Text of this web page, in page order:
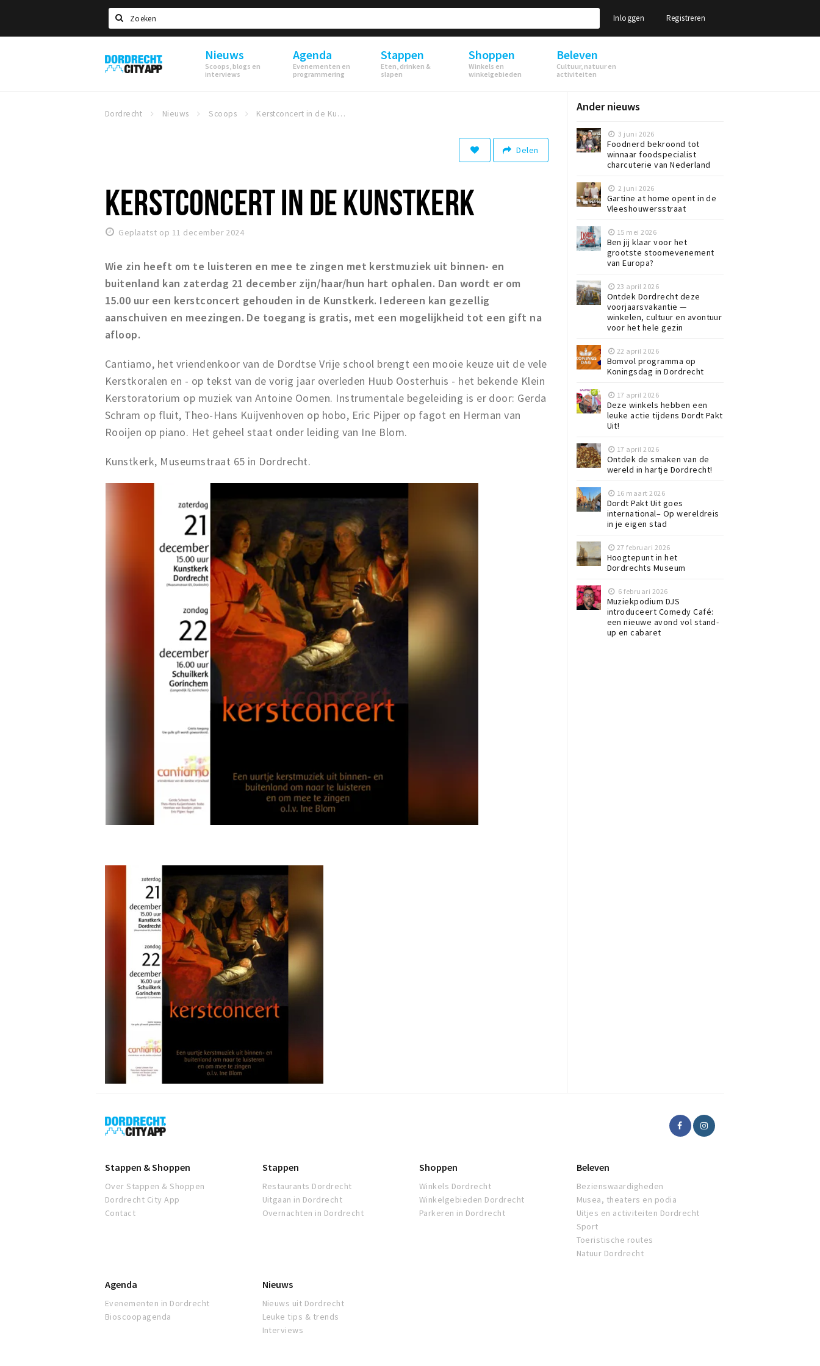
Zoeken
Inloggen Registreren
Dordrecht
City
Nieuws
Scoops, blogs en
interviews
Agenda
Evenementen en
programmering
Stappen
Eten, drinken &
slapen
Shoppen
Winkels en
winkelgebieden
Beleven
Cultuur, natuur en
activiteiten
Dordrecht Nieuws Scoops Kerstconcert in de Kunstkerk
Delen
KERSTCONCERT IN DE KUNSTKERK
Geplaatst op 11 december 2024
Wie zin heeft om te luisteren en mee te zingen met kerstmuziek uit binnen- en
buitenland kan zaterdag 21 december zijn/haar/hun hart ophalen. Dan wordt er om
15.00 uur een kerstconcert gehouden in de Kunstkerk. Iedereen kan gezellig
aanschuiven en meezingen. De toegang is gratis, met een mogelijkheid tot een gift na
afloop.
Cantiamo, het vriendenkoor van de Dordtse Vrije school brengt een mooie keuze uit de vele
Kerstkoralen en - op tekst van de vorig jaar overleden Huub Oosterhuis - het bekende Klein
Kerstoratorium op muziek van Antoine Oomen. Instrumentale begeleiding is er door: Gerda
Schram op fluit, Theo-Hans Kuijvenhoven op hobo, Eric Pijper op fagot en Herman van
Rooijen op piano. Het geheel staat onder leiding van Ine Blom.
Kunstkerk, Museumstraat 65 in Dordrecht.
Ander nieuws
3 juni 2026
Foodnerd bekroond tot
winnaar foodspecialist
charcuterie van Nederland
2 juni 2026
Gartine at home opent in de
Vleeshouwersstraat
15 mei 2026
Ben jij klaar voor het
grootste stoomevenement
van Europa?
23 april 2026
Ontdek Dordrecht deze
voorjaarsvakantie —
winkelen, cultuur en avontuur
voor het hele gezin
22 april 2026
Bomvol programma op
Koningsdag in Dordrecht
17 april 2026
Deze winkels hebben een
leuke actie tijdens Dordt Pakt
Uit!
17 april 2026
Ontdek de smaken van de
wereld in hartje Dordrecht!
16 maart 2026
Dordt Pakt Uit goes
international– Op wereldreis
in je eigen stad
27 februari 2026
Hoogtepunt in het
Dordrechts Museum
6 februari 2026
Muziekpodium DJS
introduceert Comedy Café:
een nieuwe avond vol stand-
up en cabaret
Dordrecht
City
Stappen & Shoppen
Over Stappen & Shoppen
Dordrecht City App
Contact
Stappen
Restaurants Dordrecht
Uitgaan in Dordrecht
Overnachten in Dordrecht
Shoppen
Winkels Dordrecht
Winkelgebieden Dordrecht
Parkeren in Dordrecht
Beleven
Bezienswaardigheden
Musea, theaters en podia
Uitjes en activiteiten Dordrecht
Sport
Toeristische routes
Natuur Dordrecht
Agenda
Evenementen in Dordrecht
Bioscoopagenda
Nieuws
Nieuws uit Dordrecht
Leuke tips & trends
Interviews